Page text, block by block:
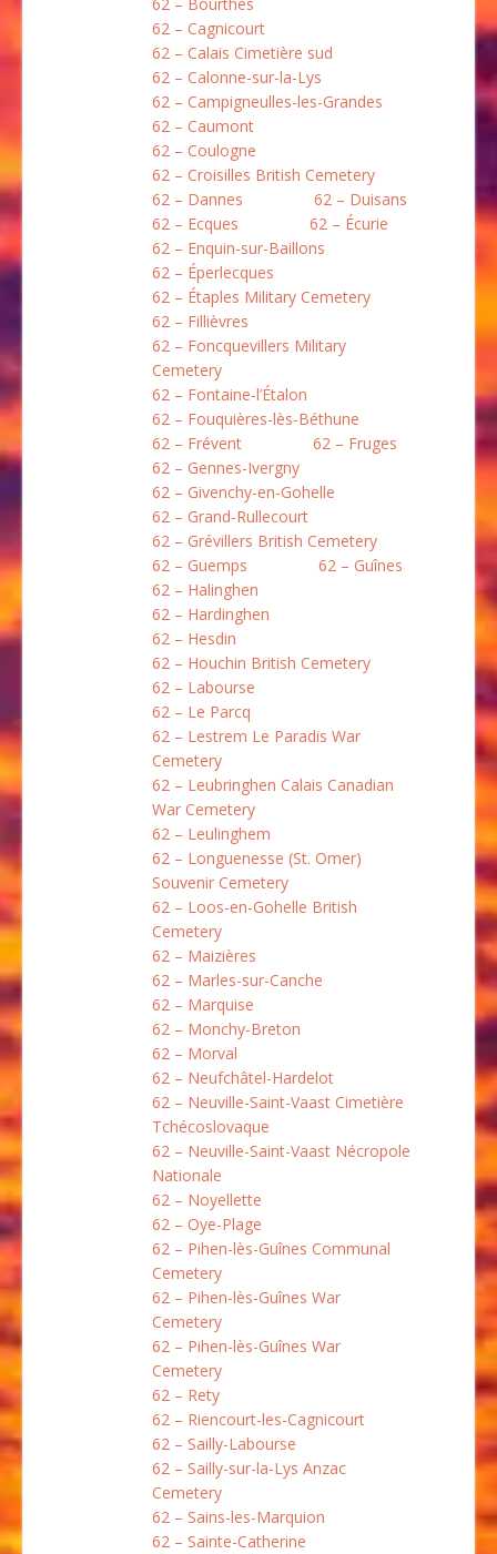
62 – Bourthes
62 – Cagnicourt
62 – Calais Cimetière sud
62 – Calonne-sur-la-Lys
62 – Campigneulles-les-Grandes
62 – Caumont
62 – Coulogne
62 – Croisilles British Cemetery
62 – Dannes
62 – Duisans
62 – Ecques
62 – Écurie
62 – Enquin-sur-Baillons
62 – Éperlecques
62 – Étaples Military Cemetery
62 – Fillièvres
62 – Foncquevillers Military
Cemetery
62 – Fontaine-l’Étalon
62 – Fouquières-lès-Béthune
62 – Frévent
62 – Fruges
62 – Gennes-Ivergny
62 – Givenchy-en-Gohelle
62 – Grand-Rullecourt
62 – Grévillers British Cemetery
62 – Guemps
62 – Guînes
62 – Halinghen
62 – Hardinghen
62 – Hesdin
62 – Houchin British Cemetery
62 – Labourse
62 – Le Parcq
62 – Lestrem Le Paradis War
Cemetery
62 – Leubringhen Calais Canadian
War Cemetery
62 – Leulinghem
62 – Longuenesse (St. Omer)
Souvenir Cemetery
62 – Loos-en-Gohelle British
Cemetery
62 – Maizières
62 – Marles-sur-Canche
62 – Marquise
62 – Monchy-Breton
62 – Morval
62 – Neufchâtel-Hardelot
62 – Neuville-Saint-Vaast Cimetière
Tchécoslovaque
62 – Neuville-Saint-Vaast Nécropole
Nationale
62 – Noyellette
62 – Oye-Plage
62 – Pihen-lès-Guînes Communal
Cemetery
62 – Pihen-lès-Guînes War
Cemetery
62 – Pihen-lès-Guînes War
Cemetery
62 – Rety
62 – Riencourt-les-Cagnicourt
62 – Sailly-Labourse
62 – Sailly-sur-la-Lys Anzac
Cemetery
62 – Sains-les-Marquion
62 – Sainte-Catherine